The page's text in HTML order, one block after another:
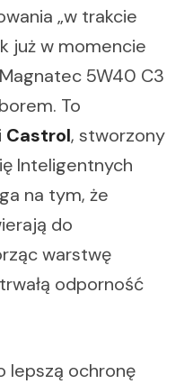
„w trakcie
już w momencie
5W40 C3
To
Castrol, stworzony
Inteligentnych
na tym, że
do
warstwę
odporność
lepszą ochronę